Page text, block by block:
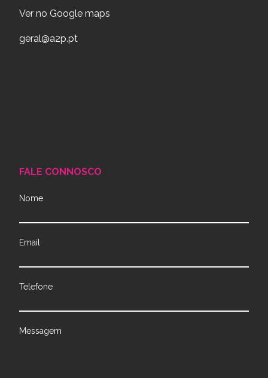
Ver no Google maps
geral@a2p.pt
FALE CONNOSCO
Nome
Email
Telefone
Messagem